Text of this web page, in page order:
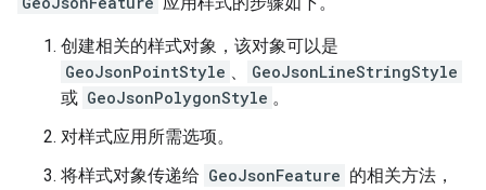
创建相关的样式对象，该对象可以是
GeoJsonPointStyle 、
GeoJsonLineStringStyle
或 GeoJsonPolygonStyle 。
对样式应用所需选项。
将样式对象传递给 GeoJsonFeature 的相关方法，